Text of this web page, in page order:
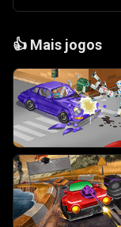
👍 Mais jogos